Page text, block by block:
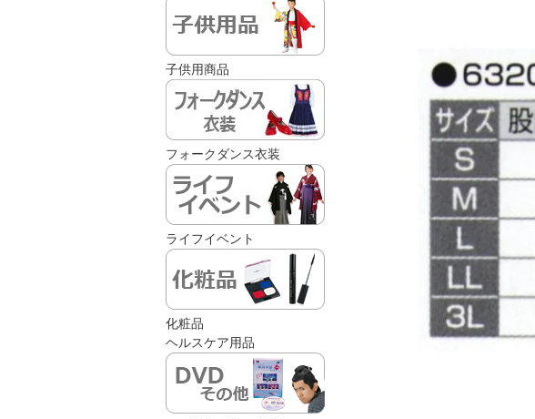
子供用商品
フォークダンス衣装
ライフイベント
化粧品
ヘルスケア用品